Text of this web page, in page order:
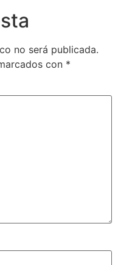
no será publicada.
con *